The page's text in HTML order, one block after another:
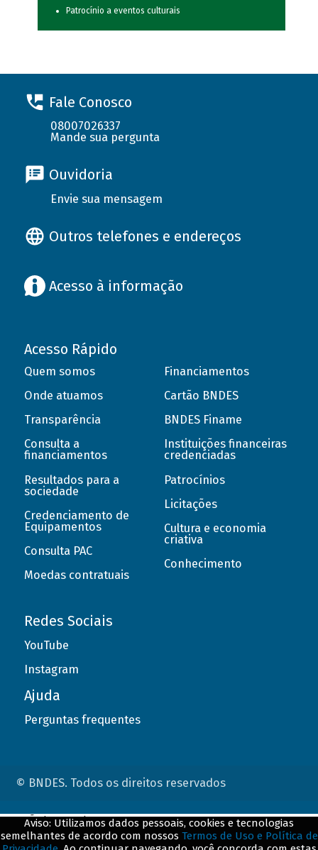
Patrocínio a eventos culturais
Fale Conosco
08007026337
Mande sua pergunta
Ouvidoria
Envie sua mensagem
Outros telefones e endereços
Acesso à informação
Acesso Rápido
Quem somos
Onde atuamos
Transparência
Consulta a
financiamentos
Resultados para a
sociedade
Credenciamento de
Equipamentos
Consulta PAC
Moedas contratuais
Financiamentos
Cartão BNDES
BNDES Finame
Instituições financeiras
credenciadas
Patrocínios
Licitações
Cultura e economia
criativa
Conhecimento
Redes Sociais
YouTube
Instagram
Ajuda
Perguntas frequentes
© BNDES. Todos os direitos reservados
Aviso: Utilizamos dados pessoais, cookies e tecnologias
semelhantes de acordo com nossos Termos de Uso e Política de
ConteÃºdo complementar
${title}${badge}